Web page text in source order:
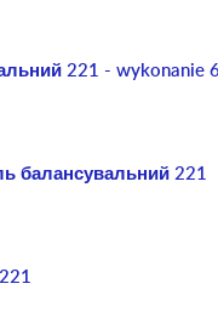
221 - wykonanie
балансувальний 221